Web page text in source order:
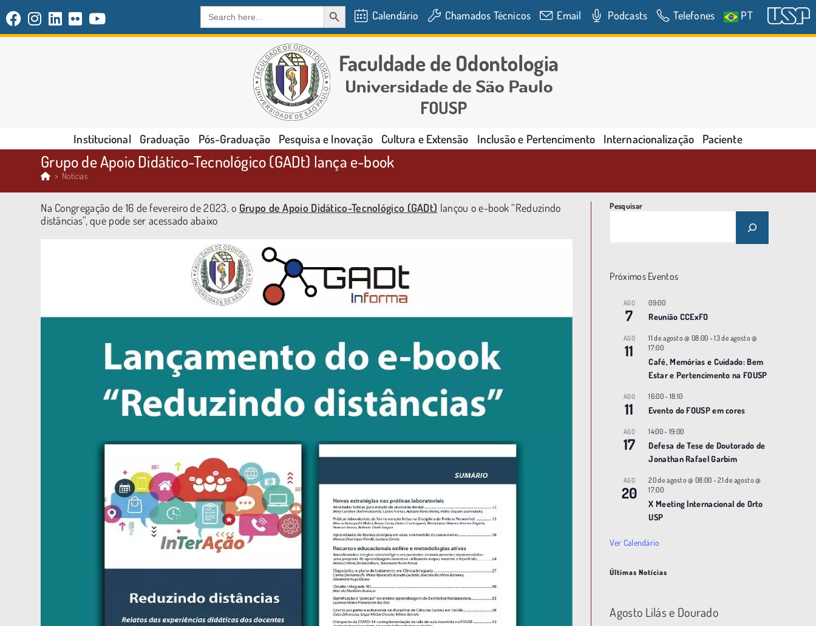
Search
for:
SEARCH BUTTON
Calendário Chamados Técnicos Email Podcasts Telefones PT
Institucional Graduação Pós-Graduação Pesquisa e Inovação Cultura e Extensão Inclusão e Pertencimento Internacionalização Paciente
Grupo de Apoio Didático-Tecnológico (GADt) lança e-book
> Notícias
Na Congregação de 16 de fevereiro de 2023, o Grupo de Apoio Didático-Tecnológico (GADt) lançou o e-book “Reduzindo
distâncias”, que pode ser acessado abaixo
Pesquisar
Próximos Eventos
AGO
7
09:00
Reunião CCExFO
AGO
11
11 de agosto @ 08:00 -13 de agosto @
17:00
Café, Memórias e Cuidado: Bem
Estar e Pertencimento na FOUSP
AGO
11
16:00- 18:10
Evento do FOUSP em cores
AGO
17
14:00- 19:00
Defesa de Tese de Doutorado de
Jonathan Rafael Garbim
AGO
20
20 de agosto @ 08:00 -21 de agosto @
17:00
X Meeting |nternacional de Orto
USP
Ver Calendário
Últimas Notícias
Agosto Lilás e Dourado